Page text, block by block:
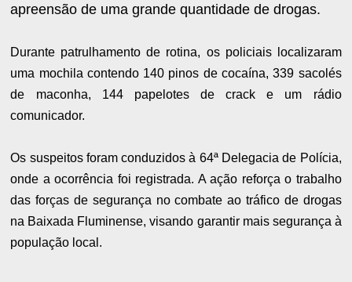
apreensão de uma grande quantidade de drogas.
Durante patrulhamento de rotina, os policiais localizaram
uma mochila contendo 140 pinos de cocaína, 339 sacolés
de maconha, 144 papelotes de crack e um rádio
comunicador.
Os suspeitos foram conduzidos à 64ª Delegacia de Polícia,
onde a ocorrência foi registrada. A ação reforça o trabalho
das forças de segurança no combate ao tráfico de drogas
na Baixada Fluminense, visando garantir mais segurança à
população local.